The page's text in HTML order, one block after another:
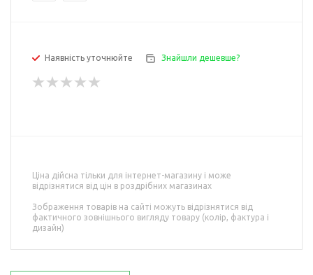
Наявність уточнюйте Знайшли дешевше?
Ціна дійсна тільки для інтернет-магазину і може
відрізнятися від цін в роздрібних магазинах
Зображення товарів на сайті можуть відрізнятися від
фактичного зовнішнього вигляду товару (колір, фактура і
дизайн)